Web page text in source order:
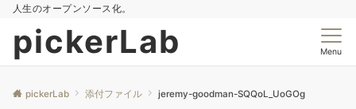
人生のオープンソース化。
pickerLab Menu
pickerLab 添付ファイル jeremy-goodman-SQQoL_UoGOg